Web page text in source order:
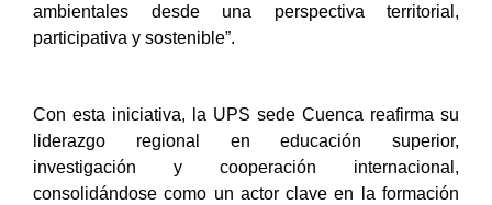
ambientales desde una perspectiva territorial,
participativa y sostenible”.
Con esta iniciativa, la UPS sede Cuenca reafirma su
liderazgo regional en educación superior,
investigación y cooperación internacional,
consolidándose como un actor clave en la formación